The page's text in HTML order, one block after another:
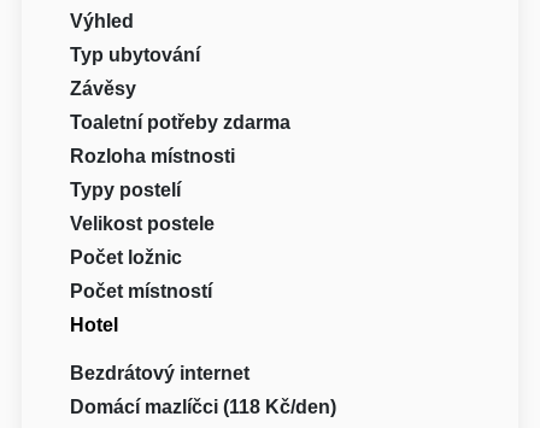
Výhled
Typ ubytování
Závěsy
Toaletní potřeby zdarma
Rozloha místnosti
Typy postelí
Velikost postele
Počet ložnic
Počet místností
Hotel
Bezdrátový internet
Domácí mazlíčci (118 Kč/den)